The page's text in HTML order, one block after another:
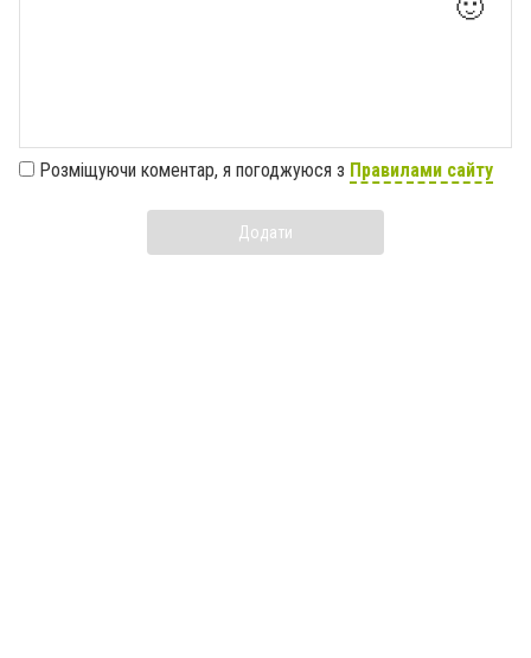
🙂
Розміщуючи коментар, я погоджуюся з Правилами сайту
Додати